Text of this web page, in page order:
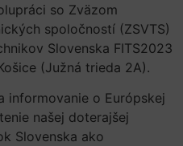
so Zväzom
spoločností (ZSVTS)
Slovenska FITS2023
(Južná trieda 2A).
informovanie o Európskej
našej doterajšej
Slovenska ako